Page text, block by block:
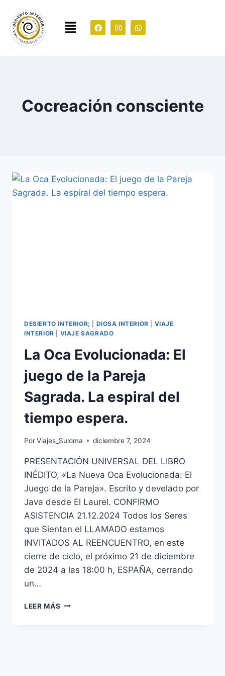
Cocreación consciente
DESIERTO INTERIOR; DIOSA INTERIOR
VIAJE
INTERIOR
VIAJE SAGRADO
La Oca Evolucionada: El
juego de la Pareja
Sagrada. La espiral del
tiempo espera.
PorViajes_Suloma diciembre 7, 2024
PRESENTACIÓN UNIVERSAL DEL LIBRO
INÉDITO, «La Nueva Oca Evolucionada: El
Juego de la Pareja». Escrito y develado por
Java desde El Laurel. CONFIRMO
ASISTENCIA 21.12.2024 Todos los Seres
que Sientan el LLAMADO estamos
INVITADOS AL REENCUENTRO, en este
cierre de ciclo, el próximo 21 de diciembre
de 2024 a las 18:00 h, ESPAÑA, cerrando
un…
LEER MÁS